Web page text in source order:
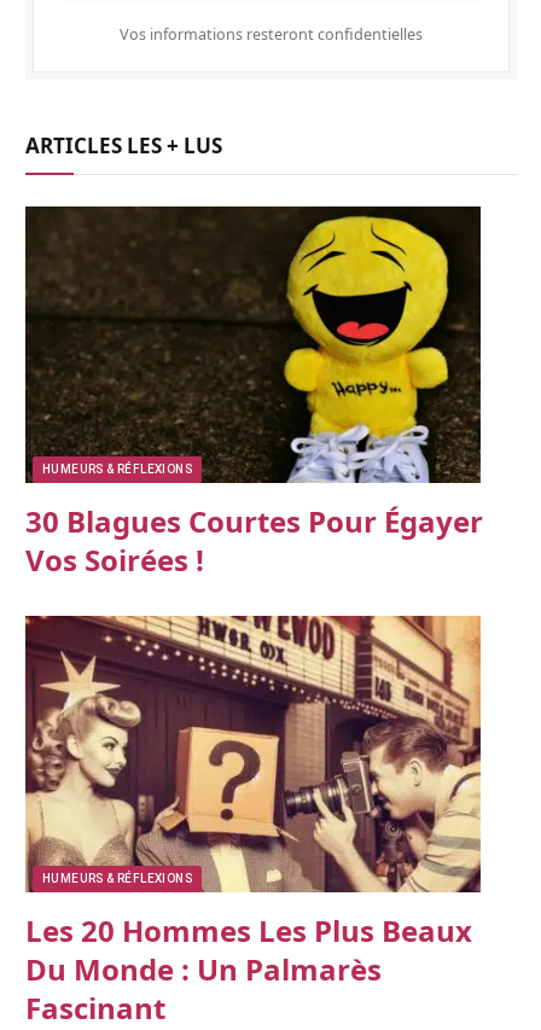
Vos informations resteront confidentielles
ARTICLES LES + LUS
HUMEURS & RÉFLEXIONS
30 Blagues Courtes Pour Égayer
Vos Soirées !
HUMEURS & RÉFLEXIONS
Les 20 Hommes Les Plus Beaux
Du Monde : Un Palmarès
Fascinant